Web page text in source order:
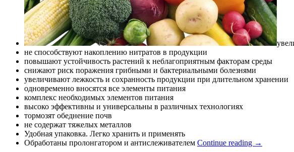
не способствуют накоплению нитратов в продукции
повышают устойчивость растений к неблагоприятным факторам среды
снижают риск поражения грибными и бактериальными болезнями
увеличивают лежкость и сохранность продукции при длительном хранении
одновременно вносятся все элементы питания
комплекс необходимых элементов питания
высоко эффективны и универсальны в различных технологиях
тормозят обеднение почв
не содержат тяжелых металлов
Удобная упаковка. Легко хранить и применять
Обработаны пролонгатором и антислеживателем Continue reading →